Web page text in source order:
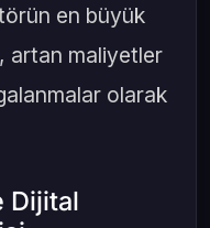
en büyük
artan maliyetler
olarak
Dijital